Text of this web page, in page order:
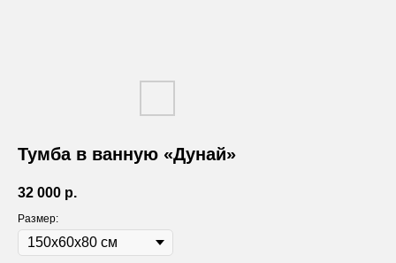
Тумба в ванную «Дунай»
32 000 р.
Размер: